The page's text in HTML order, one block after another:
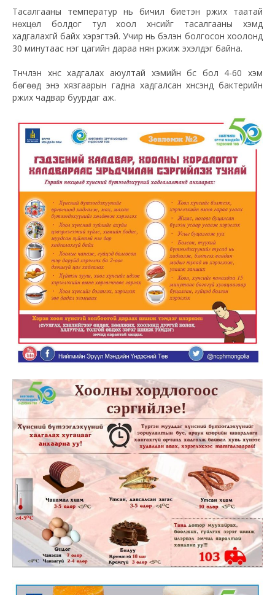
Тасалгааны температур нь бичил биетэн үржих таатай
нөхцөл болдог тул хоол хүнсийг тасалгааны хэмд
хадгалахгүй байх хэрэгтэй. Учир нь бэлэн болгосон хоолонд
30 минутаас нэг цагийн дараа нян үржиж эхэлдэг байна.
Түүнчлэн хүнс хадгалах аюултай хэмийн бүс бол 4-60 хэм
бөгөөд энэ хязгаарын гадна хадгалсан хүнсэнд бактерийн
үржих чадвар буурдаг аж.